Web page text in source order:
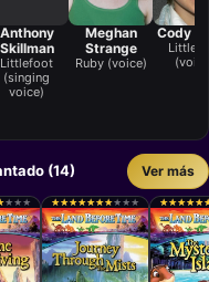
Anthony
Skillman
Littlefoot
(singing
voice)
Meghan
Strange
Ruby (voice)
Cody
(14) Ver más
★
★ ★
★ ★
★ ★
★★
★★
★★
★★
★★
★★
★★
★ ★
★ ★
★ ★
★★
★★
★★
★★
★